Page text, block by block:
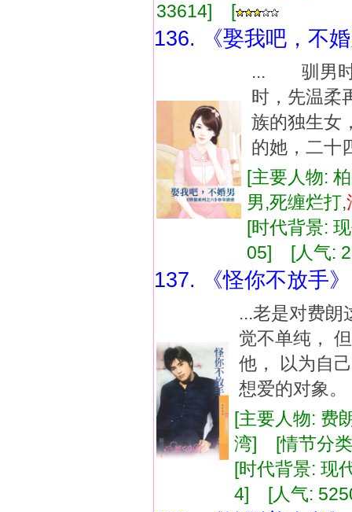
33614] [
136. 《娶我吧，不
... 驯男时
时，先温柔
族的独生
的她，二
[主要人物:
男,死缠烂打,
[时代背景:
05] [人气:
137. 《怪你不放手》
...老是对费朗
觉不单纯，
他， 以为自
想爱的对象。
[主要人物: 费
湾] [情节分类
[时代背景:
4] [人气: